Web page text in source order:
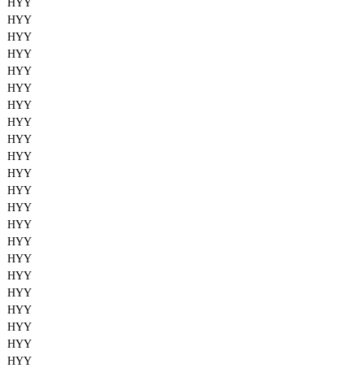
HYY
HYY
HYY
HYY
HYY
HYY
HYY
HYY
HYY
HYY
HYY
HYY
HYY
HYY
HYY
HYY
HYY
HYY
HYY
HYY
HYY
HYY